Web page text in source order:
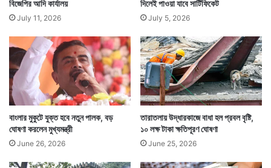
বিজেপির আদি কার্যালয়
July 11, 2026
দিলেই পাওয়া যাবে সার্টিফিকেট
July 5, 2026
বাংলার মুকুটে যুক্ত হবে নতুন পালক, বড়
ঘোষণা করলেন মুখ্যমন্ত্রী
June 26, 2026
তারাতলায় উদ্ধারকাজে বাধা হল প্রবল বৃষ্টি,
১০ লক্ষ টাকা ক্ষতিপূরণ ঘোষণা
June 25, 2026